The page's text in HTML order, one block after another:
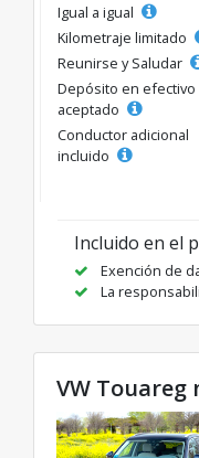
Igual a igual
Kilometraje limitado
Reunirse y Saludar
Depósito en efectivo
aceptado
Conductor adicional
incluido
Incluido en el
Exención de
La
VW Touareg